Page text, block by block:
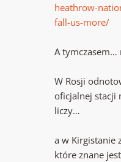
heathrow-
fall-us-more/
A tymczasem…
W Rosji
oficjalnej stacji
liczy…
a w Kirgistanie
które znane